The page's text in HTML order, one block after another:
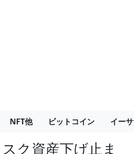
NFT他 ビットコイン イー
ク資産下げ止ま